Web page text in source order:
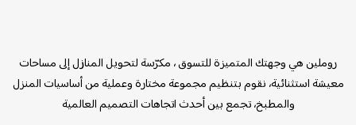
روملين هي وجهتك المتميزة للتسوق ، مكرّسة لتحويل المنازل إلى مساحات
معيشة استثنائية، نقوم بتنظيم مجموعة مختارة وعملية من أساسيات المنزل
والمطبخ، تجمع بين أحدث اتجاهات التصميم العالمية